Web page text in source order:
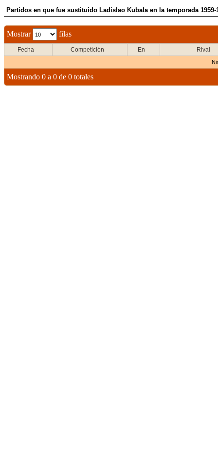
Partidos en que fue sustituido Ladislao Kubala en la temporada 1959-
Mostrar filas
Fecha Competición En Rival
Mostrando 0 a 0 de 0 totales